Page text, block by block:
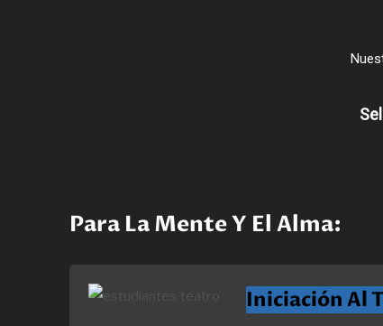
Para La Mente Y El Alma:
Iniciación Al